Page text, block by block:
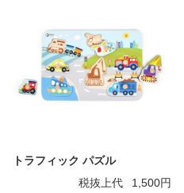
トラフィック パズル
税抜上代
1,500円